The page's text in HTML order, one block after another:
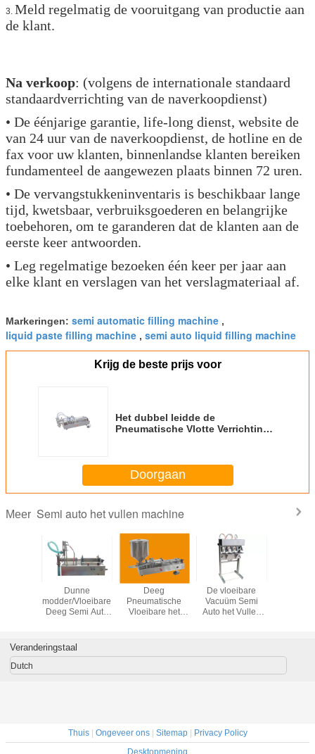
3. Meld regelmatig de vooruitgang van productie aan
de klant.
Na verkoop: (volgens de internationale standaard
standaardverrichting van de naverkoopdienst)
• De éénjarige garantie, life-long dienst, website de
van 24 uur van de naverkoopdienst, de hotline en de
fax voor uw klanten, binnenlandse klanten bereiken
fundamenteel de aangewezen plaats binnen 72 uren.
• De vervangstukkeninventaris is beschikbaar lange
tijd, kwetsbaar, verbruiksgoederen en belangrijke
toebehoren, om te garanderen dat de klanten aan de
eerste keer antwoorden.
• Leg regelmatige bezoeken één keer per jaar aan
elke klant en verslagen van het verslagmateriaal af.
Markeringen: semi automatic filling machine ,
liquid paste filling machine , semi auto liquid filling machine
Krijg de beste prijs voor
Het dubbel leidde de
Pneumatische Vlotte Verrichting
Doorgaan
Meer Semi auto het vullen machine
het
Dunne
modder/Vloeibare
Deeg Semi Auto
Kwantitatief voor
Chemische
Deeg
Pneumatische
Vloeibare het
Machine
De vloeibare
Vacuüm Semi
Auto het Vullen
voor Parfum aan
Veranderingstaal
Dutch
Thuis| Ongeveer ons| Sitemap| Privacy Policy
Desktopmening